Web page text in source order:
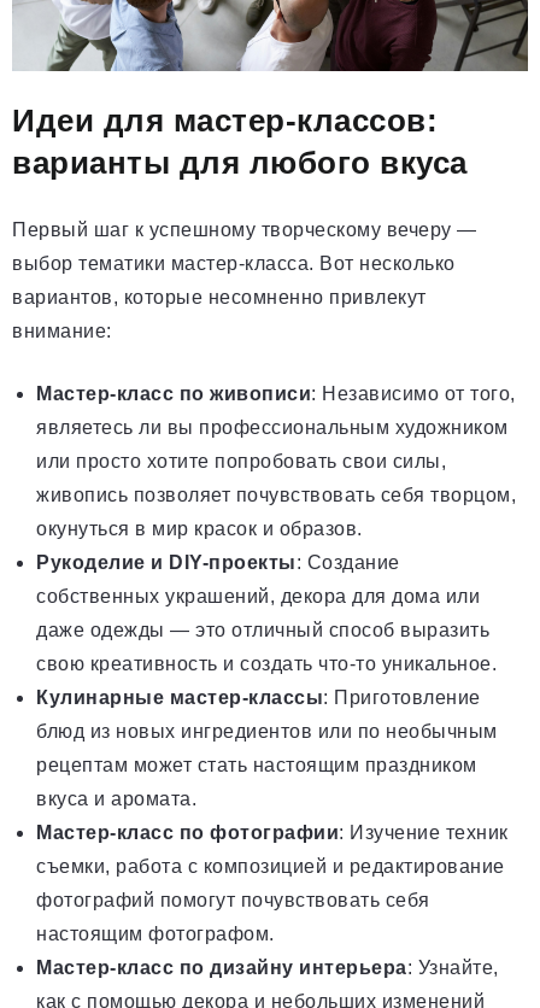
Идеи для мастер-классов:
варианты для любого вкуса
Первый шаг к успешному творческому вечеру —
выбор тематики мастер-класса. Вот несколько
вариантов, которые несомненно привлекут
внимание:
Мастер-класс по живописи: Независимо от того,
являетесь ли вы профессиональным художником
или просто хотите попробовать свои силы,
живопись позволяет почувствовать себя творцом,
окунуться в мир красок и образов.
Рукоделие и DIY-проекты: Создание
собственных украшений, декора для дома или
даже одежды — это отличный способ выразить
свою креативность и создать что-то уникальное.
Кулинарные мастер-классы: Приготовление
блюд из новых ингредиентов или по необычным
рецептам может стать настоящим праздником
вкуса и аромата.
Мастер-класс по фотографии: Изучение техник
съемки, работа с композицией и редактирование
фотографий помогут почувствовать себя
настоящим фотографом.
Мастер-класс по дизайну интерьера: Узнайте,
как с помощью декора и небольших изменений